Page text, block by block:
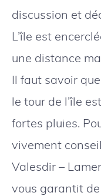
discussion et
L’île est
une distance
Il faut savoir
le tour de l’île
fortes pluies.
vivement
Valesdir –
vous garantit